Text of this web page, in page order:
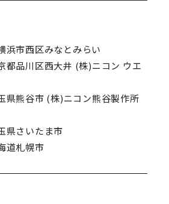
浜市西区みなとみらい
都品川区西大井 (株)ニコン ウエ
県熊谷市 (株)ニコン熊谷製作所
県さいたま市
道札幌市